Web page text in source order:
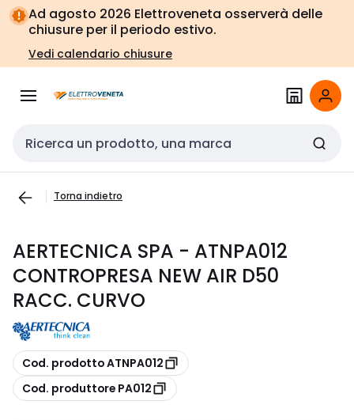
Vai alla
navigazione
Vai
alla
pagina
Ad agosto 2026 Elettroveneta osserverà delle
chiusure per il periodo estivo.
Vedi calendario chiusure
Cerca input
Torna indietro
AERTECNICA SPA - ATNPA012
CONTROPRESA NEW AIR D50
RACC. CURVO
copia
Cod. prodotto ATNPA012
copia
Cod. produttore PA012